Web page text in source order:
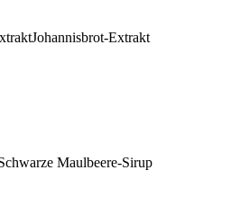
Johannisbrot-Extrakt
Maulbeere-Sirup